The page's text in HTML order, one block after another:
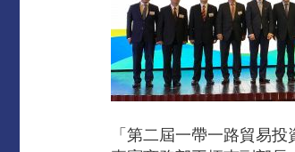
「第二屆一帶一路貿易